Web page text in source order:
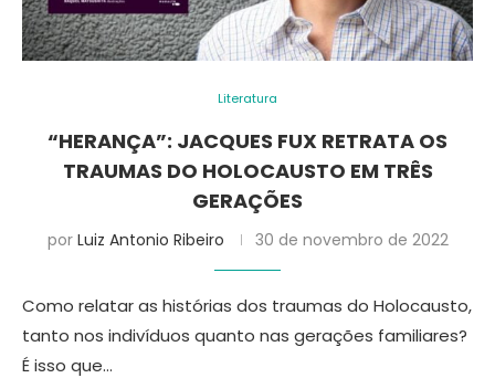
Literatura
“HERANÇA”: JACQUES FUX RETRATA OS
TRAUMAS DO HOLOCAUSTO EM TRÊS
GERAÇÕES
por Luiz Antonio Ribeiro 30 de novembro de 2022
Como relatar as histórias dos traumas do Holocausto,
tanto nos indivíduos quanto nas gerações familiares?
É isso que…